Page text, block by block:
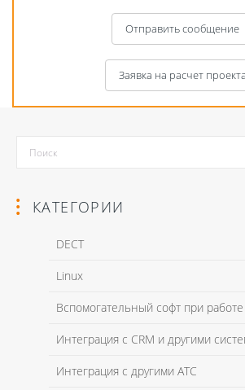
Отправить сообщение
Я даю согласие на обработку моих
в соответствии с Политикой в отношении
Заявка на расчет проекта
КАТЕГОРИИ
DECT
Linux
Вспомогательный софт при
Интеграция с CRM и другими
Интеграция с другими АТС